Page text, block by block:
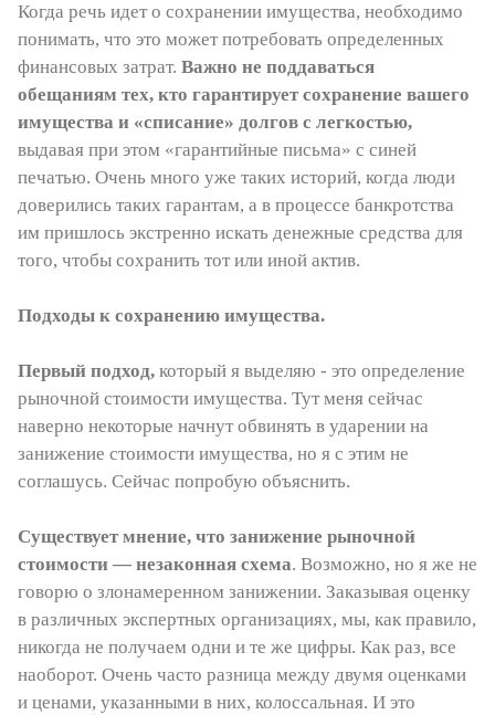
Когда речь идет о сохранении имущества, необходимо
понимать, что это может потребовать определенных
финансовых затрат. Важно не поддаваться
обещаниям тех, кто гарантирует сохранение вашего
имущества и «списание» долгов с легкостью,
выдавая при этом «гарантийные письма» с синей
печатью. Очень много уже таких историй, когда люди
доверились таких гарантам, а в процессе банкротства
им пришлось экстренно искать денежные средства для
того, чтобы сохранить тот или иной актив.
Подходы к сохранению имущества.
Первый подход, который я выделяю - это определение
рыночной стоимости имущества. Тут меня сейчас
наверно некоторые начнут обвинять в ударении на
занижение стоимости имущества, но я с этим не
соглашусь. Сейчас попробую объяснить.
Существует мнение, что занижение рыночной
стоимости — незаконная схема. Возможно, но я же не
говорю о злонамеренном занижении. Заказывая оценку
в различных экспертных организациях, мы, как правило,
никогда не получаем одни и те же цифры. Как раз, все
наоборот. Очень часто разница между двумя оценками
и ценами, указанными в них, колоссальная. И это